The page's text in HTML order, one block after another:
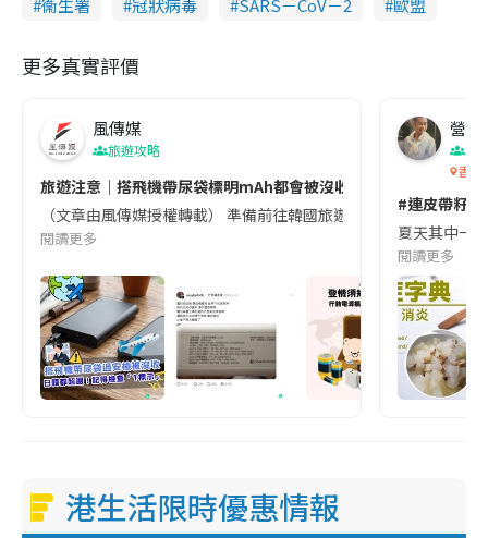
衞生署
冠狀病毒 SARS－CoV－2 歐盟
更多真實評價
風傳媒
旅遊攻略
旅遊注意｜搭飛機帶尿袋標明mAh都會被沒收😱出發前切記檢查
（文章由風傳媒授權轉載） 準備前往韓國旅遊的民眾，近期要
閱讀更多
營養
香港
#連皮帶籽
夏天其中一
閱讀更多
港生活限時優惠情報